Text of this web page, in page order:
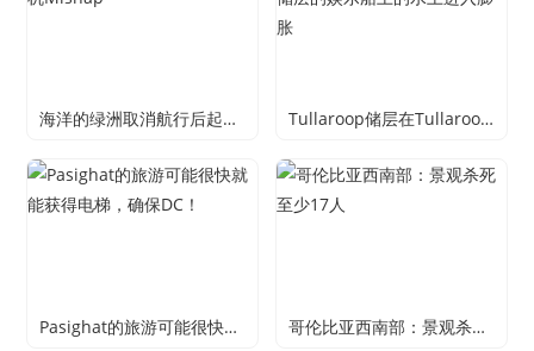
海洋的绿洲取消航行后起重机Mishap Tullaroop储层在Tullaroop储层的娱乐船上的水上进入膨胀
Pasighat的旅游可能很快就能获得电梯，确保DC！ 哥伦比亚西南部：景观杀死至少17人